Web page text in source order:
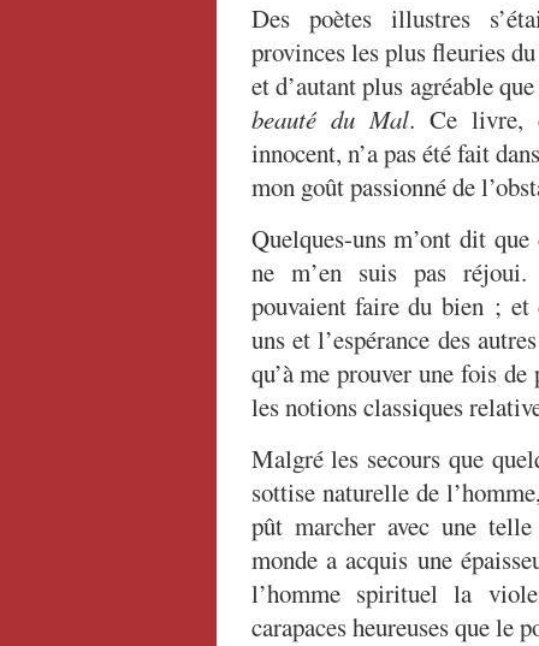
Des poètes illustres
provinces les plus fleuries
et d’autant plus agréable
beauté du Mal. Ce livre,
innocent, n’a pas été fait
mon goût passionné de
Quelques-uns m’ont dit
ne m’en suis pas réjoui.
pouvaient faire du bien ; et
uns et l’espérance des
qu’à me prouver une fois
les notions classiques
Malgré les secours que
sottise naturelle de
pût marcher avec une
monde a acquis une
l’homme spirituel la
carapaces heureuses que le